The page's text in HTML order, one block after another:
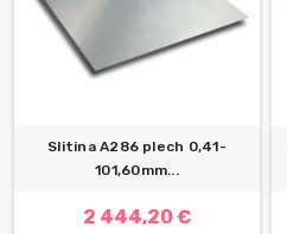
Slitina A286 plech 0,41-
101,60mm...
2 444,20 €